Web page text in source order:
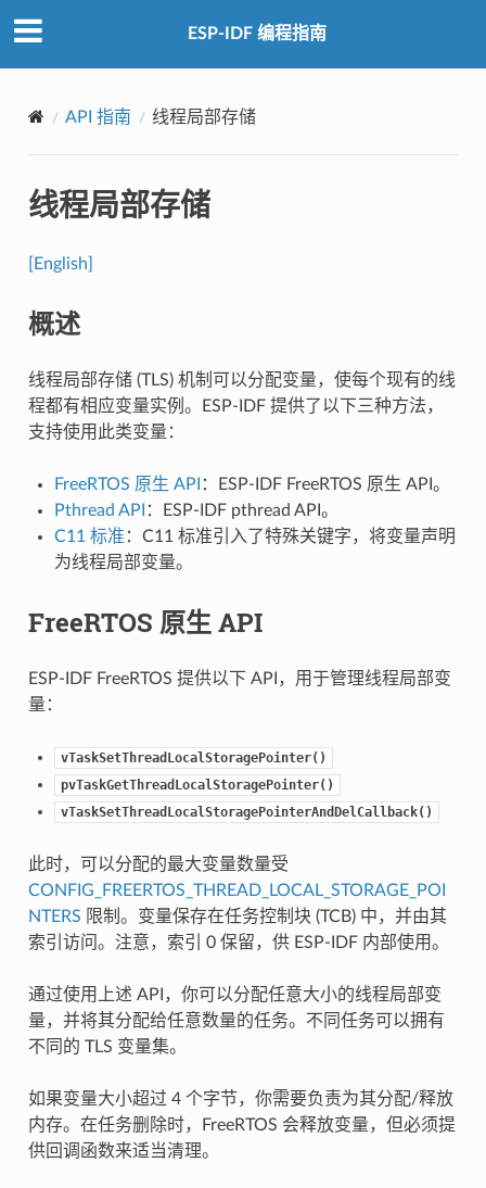
ESP-IDF 编程指南
API 指南 线程局部存储
线程局部存储
[English]
概述
线程局部存储 (TLS) 机制可以分配变量，使每个现有的线
程都有相应变量实例。ESP-IDF 提供了以下三种方法，
支持使用此类变量：
FreeRTOS 原生 API ：ESP-IDF FreeRTOS 原生 API。
Pthread API ：ESP-IDF pthread API。
C11 标准 ：C11 标准引入了特殊关键字，将变量声明
为线程局部变量。
FreeRTOS 原生 API
ESP-IDF FreeRTOS 提供以下 API，用于管理线程局部变
量：
vTaskSetThreadLocalStoragePointer()
pvTaskGetThreadLocalStoragePointer()
vTaskSetThreadLocalStoragePointerAndDelCallback()
此时，可以分配的最大变量数量受
CONFIG_FREERTOS_THREAD_LOCAL_STORAGE_POI
NTERS 限制。变量保存在任务控制块 (TCB) 中，并由其
索引访问。注意，索引 0 保留，供 ESP-IDF 内部使用。
通过使用上述 API，你可以分配任意大小的线程局部变
量，并将其分配给任意数量的任务。不同任务可以拥有
不同的 TLS 变量集。
如果变量大小超过 4 个字节，你需要负责为其分配/释放
内存。在任务删除时，FreeRTOS 会释放变量，但必须提
供回调函数来适当清理。